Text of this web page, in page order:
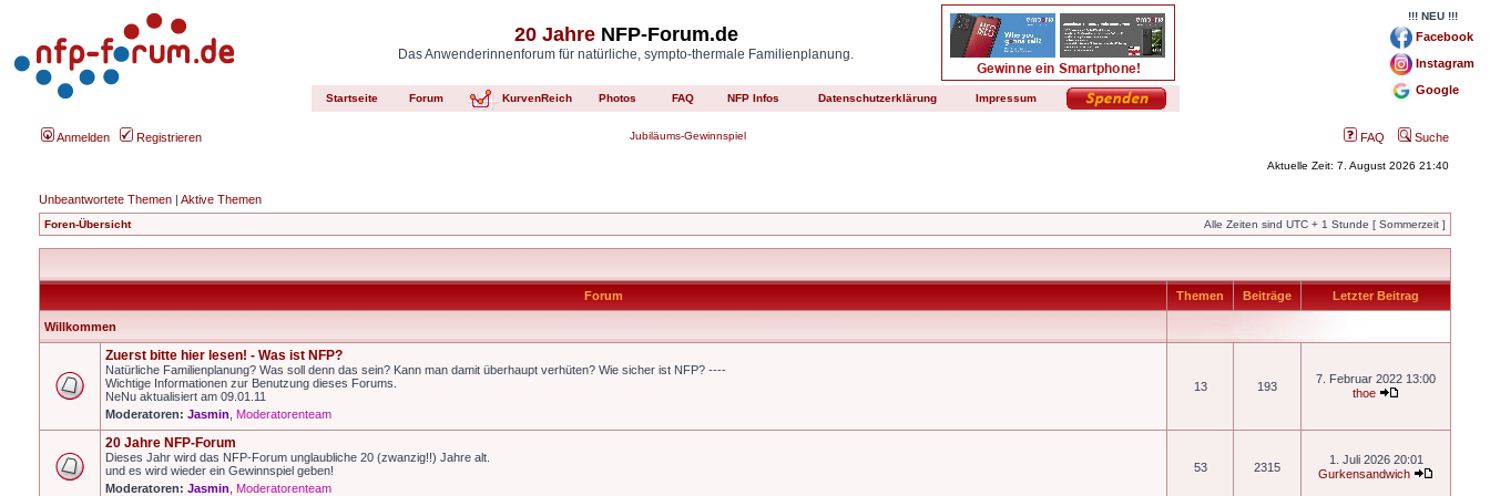
20 JahreNFP-Forum.de
Das Anwenderinnenforum für natürliche, sympto-thermale Familienplanung.
Startseite Forum KurvenReich Photos FAQ NFP Infos Datenschutzerklärung Impressum
!!! NEU !!!
Facebook
Instagram
Google
Anmelden Registrieren Jubiläums-Gewinnspiel FAQ Suche
Aktuelle Zeit: 7. August 2026 21:40
Unbeantwortete Themen | Aktive Themen
Foren-Übersicht Alle Zeiten sind UTC + 1 Stunde [ Sommerzeit ]
Forum Themen Beiträge Letzter Beitrag
Willkommen
Zuerst bitte hier lesen! - Was ist NFP?
Natürliche Familienplanung? Was soll denn das sein? Kann man damit überhaupt verhüten? Wie sicher ist NFP? ----
Wichtige Informationen zur Benutzung dieses Forums.
NeNu aktualisiert am 09.01.11
Moderatoren: Jasmin Moderatorenteam
13 193
7. Februar 2022 13:00
thoe
20 Jahre NFP-Forum
Dieses Jahr wird das NFP-Forum unglaubliche 20 (zwanzig!!) Jahre alt.
und es wird wieder ein Gewinnspiel geben!
Moderatoren: Jasmin Moderatorenteam
53 2315
1. Juli 2026 20:01
Gurkensandwich